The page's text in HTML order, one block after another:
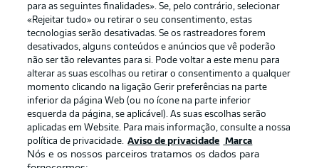
Publicidade Avisos legais
Aviso de privacidade
Termos de uso Trabalhe conosco
Marca Contato
para as seguintes finalidades». Se, pelo contrário, selecionar
«Rejeitar tudo» ou retirar o seu consentimento, estas
tecnologias serão desativadas. Se os rastreadores forem
desativados, alguns conteúdos e anúncios que vê poderão
não ser tão relevantes para si. Pode voltar a este menu para
alterar as suas escolhas ou retirar o consentimento a qualquer
momento clicando na ligação Gerir preferências na parte
inferior da página Web (ou no ícone na parte inferior
esquerda da página, se aplicável). As suas escolhas serão
aplicadas em Website. Para mais informação, consulte a nossa
política de privacidade. Aviso de privacidade Marca
Nós e os nossos parceiros tratamos os dados para